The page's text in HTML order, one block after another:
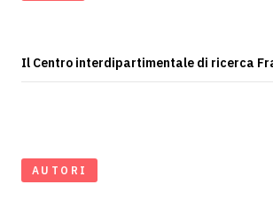
Il Centro interdipartimentale di ricerca
AUTORI